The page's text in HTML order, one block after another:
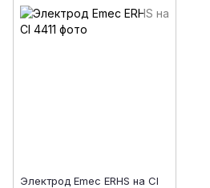
Электрод Emec ERHS на Сl